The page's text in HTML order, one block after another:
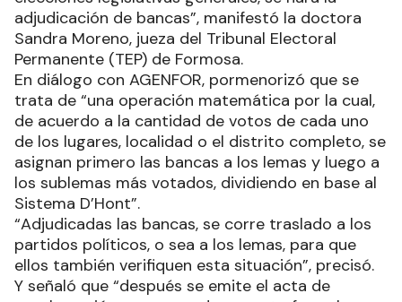
adjudicación de bancas”, manifestó la doctora
Sandra Moreno, jueza del Tribunal Electoral
Permanente (TEP) de Formosa.
En diálogo con AGENFOR, pormenorizó que se
trata de “una operación matemática por la cual,
de acuerdo a la cantidad de votos de cada uno
de los lugares, localidad o el distrito completo, se
asignan primero las bancas a los lemas y luego a
los sublemas más votados, dividiendo en base al
Sistema D’Hont”.
“Adjudicadas las bancas, se corre traslado a los
partidos políticos, o sea a los lemas, para que
ellos también verifiquen esta situación”, precisó.
Y señaló que “después se emite el acta de